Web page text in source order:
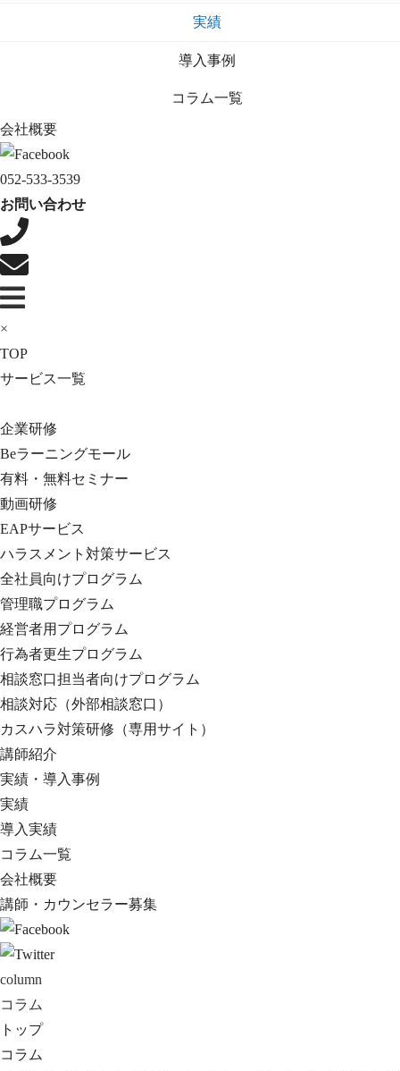
実績
導入事例
コラム一覧
会社概要
052-533-3539
お問い合わせ
×
TOP
サービス一覧
企業研修
Beラーニングモール
有料・無料セミナー
動画研修
EAPサービス
ハラスメント対策サービス
全社員向けプログラム
管理職プログラム
経営者用プログラム
行為者更生プログラム
相談窓口担当者向けプログラム
相談対応（外部相談窓口）
カスハラ対策研修（専用サイト）
講師紹介
実績・導入事例
実績
導入実績
コラム一覧
会社概要
講師・カウンセラー募集
column
コラム
トップ
コラム